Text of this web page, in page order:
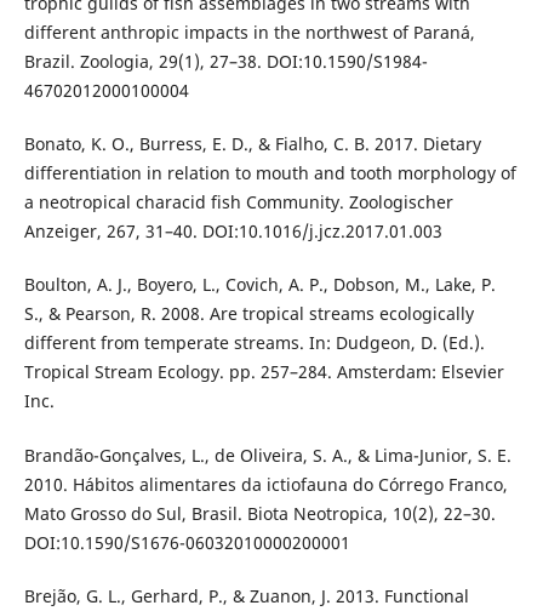
different anthropic impacts in the northwest of Paraná,
Brazil. Zoologia, 29(1), 27–38. DOI:10.1590/S1984-
46702012000100004
Bonato, K. O., Burress, E. D., & Fialho, C. B. 2017. Dietary
differentiation in relation to mouth and tooth morphology of
a neotropical characid fish Community. Zoologischer
Anzeiger, 267, 31–40. DOI:10.1016/j.jcz.2017.01.003
Boulton, A. J., Boyero, L., Covich, A. P., Dobson, M., Lake, P.
S., & Pearson, R. 2008. Are tropical streams ecologically
different from temperate streams. In: Dudgeon, D. (Ed.).
Tropical Stream Ecology. pp. 257–284. Amsterdam: Elsevier
Inc.
Brandão-Gonçalves, L., de Oliveira, S. A., & Lima-Junior, S. E.
2010. Hábitos alimentares da ictiofauna do Córrego Franco,
Mato Grosso do Sul, Brasil. Biota Neotropica, 10(2), 22–30.
DOI:10.1590/S1676-06032010000200001
Brejão, G. L., Gerhard, P., & Zuanon, J. 2013. Functional